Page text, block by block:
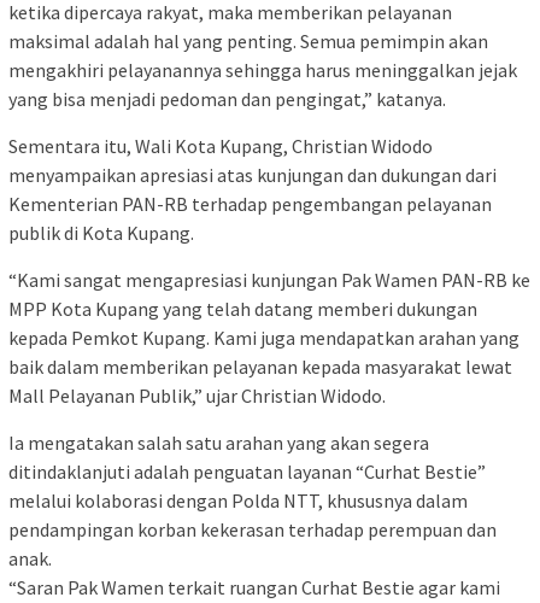
ketika dipercaya rakyat, maka memberikan pelayanan
maksimal adalah hal yang penting. Semua pemimpin akan
mengakhiri pelayanannya sehingga harus meninggalkan jejak
yang bisa menjadi pedoman dan pengingat,” katanya.
Sementara itu, Wali Kota Kupang, Christian Widodo
menyampaikan apresiasi atas kunjungan dan dukungan dari
Kementerian PAN-RB terhadap pengembangan pelayanan
publik di Kota Kupang.
“Kami sangat mengapresiasi kunjungan Pak Wamen PAN-RB ke
MPP Kota Kupang yang telah datang memberi dukungan
kepada Pemkot Kupang. Kami juga mendapatkan arahan yang
baik dalam memberikan pelayanan kepada masyarakat lewat
Mall Pelayanan Publik,” ujar Christian Widodo.
Ia mengatakan salah satu arahan yang akan segera
ditindaklanjuti adalah penguatan layanan “Curhat Bestie”
melalui kolaborasi dengan Polda NTT, khususnya dalam
pendampingan korban kekerasan terhadap perempuan dan
anak.
“Saran Pak Wamen terkait ruangan Curhat Bestie agar kami